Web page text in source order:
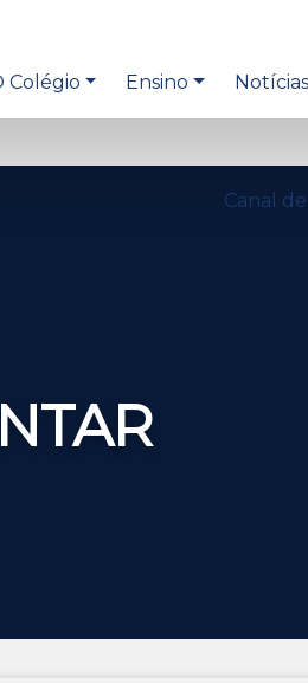
Colégio Ensino Notícias
Canal